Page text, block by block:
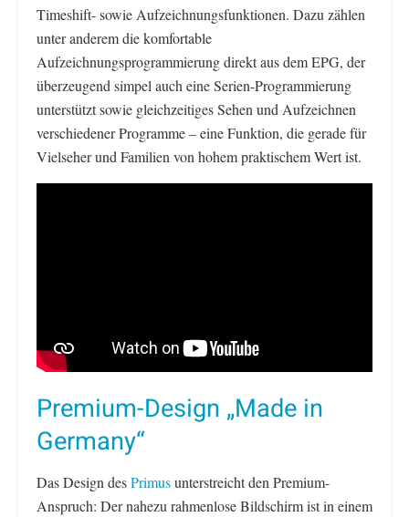
Timeshift- sowie Aufzeichnungsfunktionen. Dazu zählen
unter anderem die komfortable
Aufzeichnungsprogrammierung direkt aus dem EPG, der
überzeugend simpel auch eine Serien-Programmierung
unterstützt sowie gleichzeitiges Sehen und Aufzeichnen
verschiedener Programme – eine Funktion, die gerade für
Vielseher und Familien von hohem praktischem Wert ist.
Premium-Design „Made in
Germany“
Das Design desPrimusunterstreicht den Premium-
Anspruch: Der nahezu rahmenlose Bildschirm ist in einem